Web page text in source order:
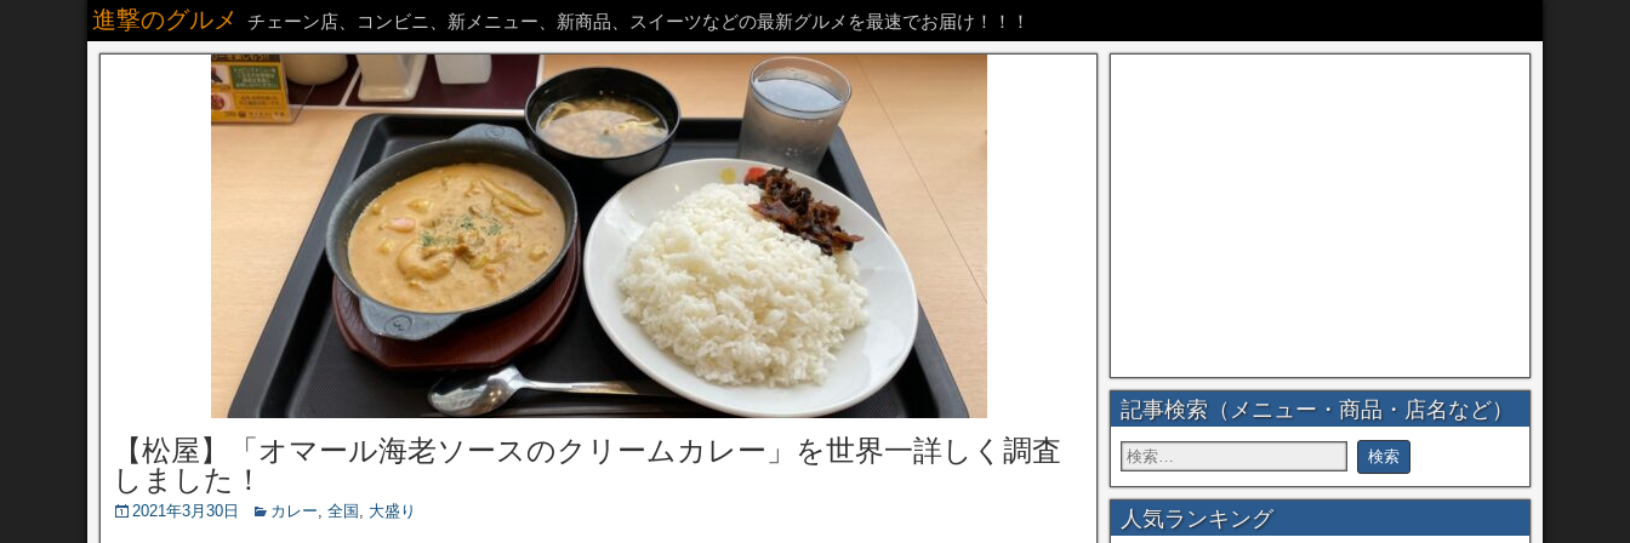
進撃のグルメ チェーン店、コンビニ、新メニュー、新商品、スイーツなどの最新グルメを最速でお届け！！！
【松屋】「オマール海老ソースのクリームカレー」を世界一詳しく調査
しました！
2021年3月30日 カレー, 全国 , 大盛り
記事検索（メニュー・商品・店名など）
人気ランキング